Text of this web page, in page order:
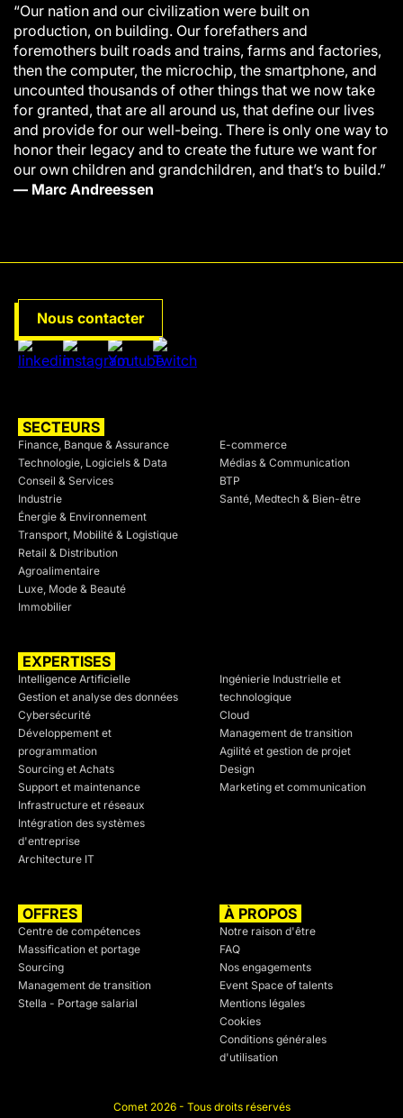
“Our nation and our civilization were built on
production, on building. Our forefathers and
foremothers built roads and trains, farms and factories,
then the computer, the microchip, the smartphone, and
uncounted thousands of other things that we now take
for granted, that are all around us, that define our lives
and provide for our well-being. There is only one way to
honor their legacy and to create the future we want for
our own children and grandchildren, and that’s to build.”
— Marc Andreessen
SECTEURS
Finance, Banque & Assurance
Technologie, Logiciels & Data
Conseil & Services
Industrie
Énergie & Environnement
Transport, Mobilité & Logistique
Retail & Distribution
Agroalimentaire
Luxe, Mode & Beauté
Immobilier
E-commerce
Médias & Communication
BTP
Santé, Medtech & Bien-être
EXPERTISES
Intelligence Artificielle
Gestion et analyse des données
Cybersécurité
Développement et
programmation
Sourcing et Achats
Support et maintenance
Infrastructure et réseaux
Intégration des systèmes
d'entreprise
Architecture IT
Ingénierie Industrielle et
technologique
Cloud
Management de transition
Agilité et gestion de projet
Design
Marketing et communication
Nous contacter
OFFRES
Centre de compétences
Massification et portage
Sourcing
Management de transition
Stella - Portage salarial
À PROPOS
Notre raison d'être
FAQ
Nos engagements
Event Space of talents
Mentions légales
Cookies
Conditions générales
d'utilisation
Comet 2026 - Tous droits réservés